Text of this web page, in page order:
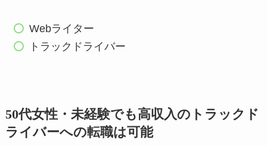
Webライター
トラックドライバー
50代女性・未経験でも高収入のトラックド
ライバーへの転職は可能